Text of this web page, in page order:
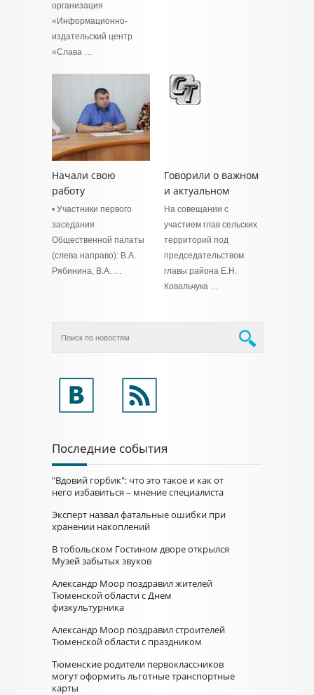
организация
«Информационно-
издательский центр
«Слава …
Начали свою
работу
• Участники первого
заседания
Общественной палаты
(слева направо): В.А.
Рябинина, В.А. …
Говорили о важном
и актуальном
На совещании с
участием глав сельских
территорий под
председательством
главы района Е.Н.
Ковальчука …
Последние события
"Вдовий горбик": что это такое и как от
него избавиться – мнение специалиста
Эксперт назвал фатальные ошибки при
хранении накоплений
В тобольском Гостином дворе открылся
Музей забытых звуков
Александр Моор поздравил жителей
Тюменской области с Днем
физкультурника
Александр Моор поздравил строителей
Тюменской области с праздником
Тюменские родители первоклассников
могут оформить льготные транспортные
карты